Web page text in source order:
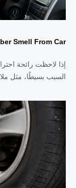
Smell From Car?
إذا لاحظت رائحة
السبب بسيطًا، مثل